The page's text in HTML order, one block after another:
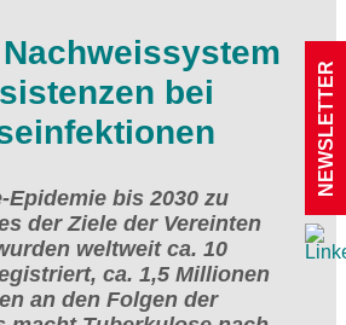
bei
Epidemie bis 2030 zu
der Ziele der Vereinten
weltweit ca. 10
ca. 1,5 Millionen
an den Folgen der
NEWSLETTER